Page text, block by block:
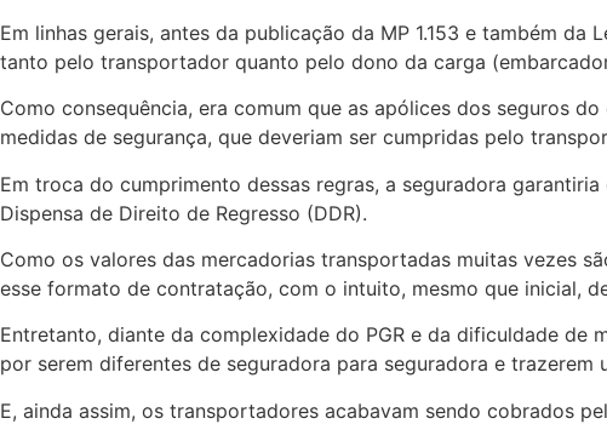
Em linhas gerais, antes da publicação da MP 1.153 e também
tanto pelo transportador quanto pelo dono da carga
Como consequência, era comum que as apólices dos seguros
medidas de segurança, que deveriam ser cumpridas pelo
Em troca do cumprimento dessas regras, a seguradora
Dispensa de Direito de Regresso (DDR).
Como os valores das mercadorias transportadas muitas vezes
esse formato de contratação, com o intuito, mesmo que inicial,
Entretanto, diante da complexidade do PGR e da dificuldade
por serem diferentes de seguradora para seguradora e
E, ainda assim, os transportadores acabavam sendo cobrados